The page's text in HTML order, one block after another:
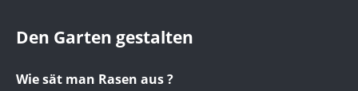
Den Garten gestalten
Wie sät man Rasen aus ?